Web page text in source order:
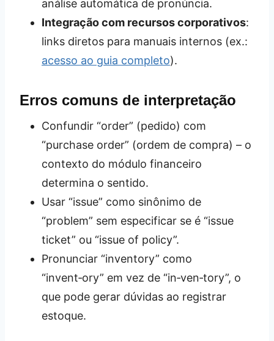
análise automática de pronúncia.
Integração com recursos corporativos:
links diretos para manuais internos (ex.:
acesso ao guia completo).
Erros comuns de interpretação
Confundir “order” (pedido) com
“purchase order” (ordem de compra) – o
contexto do módulo financeiro
determina o sentido.
Usar “issue” como sinônimo de
“problem” sem especificar se é “issue
ticket” ou “issue of policy”.
Pronunciar “inventory” como
“invent‑ory” em vez de “in‑ven‑tory”, o
que pode gerar dúvidas ao registrar
estoque.